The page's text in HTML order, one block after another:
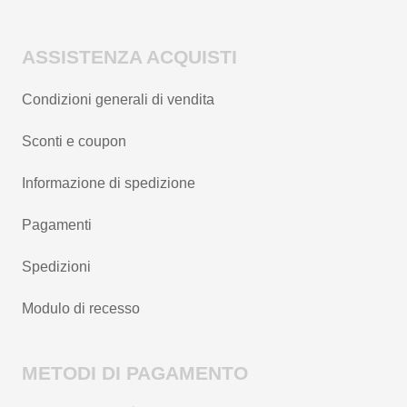
ASSISTENZA ACQUISTI
Condizioni generali di vendita
Sconti e coupon
Informazione di spedizione
Pagamenti
Spedizioni
Modulo di recesso
METODI DI PAGAMENTO